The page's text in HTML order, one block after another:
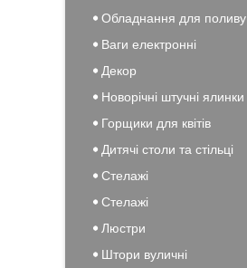
Обладнання для поливу
Ваги електронні
Декор
Новорічні штучні ялинки
Горщики для квітів
Дитячі столи та стільці
Стелажі
Стелажі
Люстри
Штори вуличні